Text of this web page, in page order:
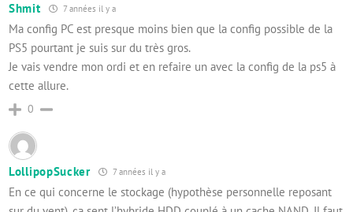
Shmit 7 années il y a
Ma config PC est presque moins bien que la config possible de la
PS5 pourtant je suis sur du très gros.
Je vais vendre mon ordi et en refaire un avec la config de la ps5 à
cette allure.
0
LollipopSucker 7 années il y a
En ce qui concerne le stockage (hypothèse personnelle reposant